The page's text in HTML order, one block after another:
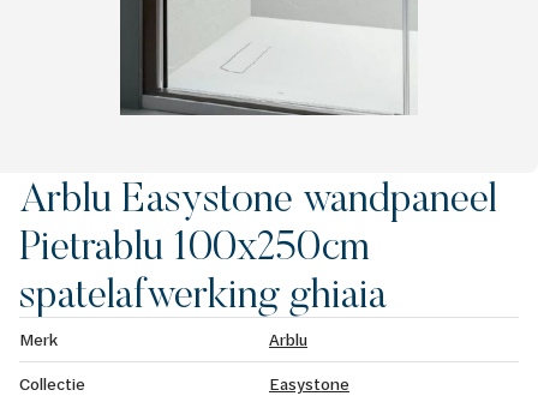
Arblu Easystone wandpaneel
Pietrablu 100x250cm
spatelafwerking ghiaia
Merk
Arblu
Collectie
Easystone